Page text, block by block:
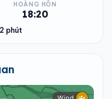
HOÀNG HÔN
18:20
phút